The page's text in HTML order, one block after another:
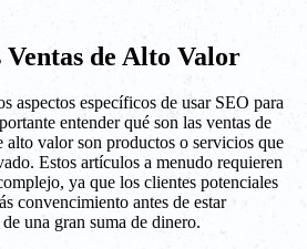
de Alto Valor
aspectos específicos de usar SEO para
entender qué son las ventas de
valor son productos o servicios que
Estos artículos a menudo requieren
ya que los clientes potenciales
convencimiento antes de estar
una gran suma de dinero.